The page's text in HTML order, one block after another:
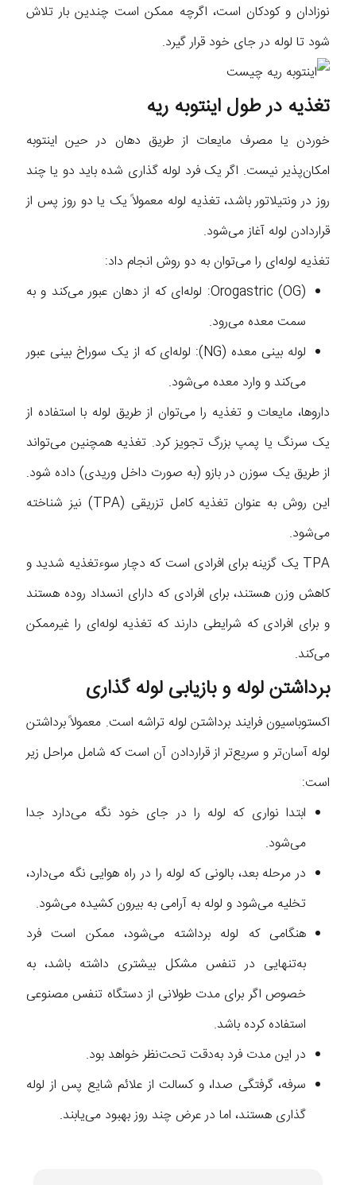
نوزادان و کودکان است، اگرچه ممکن است چندین بار تلاش
شود تا لوله در جای خود قرار گیرد.
تغذیه در طول اینتوبه ریه
خوردن یا مصرف مایعات از طریق دهان در حین اینتوبه
امکان‌پذیر نیست. اگر یک فرد لوله گذاری شده باید دو یا چند
روز در ونتیلاتور باشد، تغذیه لوله معمولاً یک یا دو روز پس از
قراردادن لوله آغاز می‌شود.
تغذیه لوله‌ای را می‌توان به دو روش انجام داد:
Orogastric (OG): لوله‌ای که از دهان عبور می‌کند و به
سمت معده می‌رود.
لوله بینی معده (NG): لوله‌ای که از یک سوراخ بینی عبور
می‌کند و وارد معده می‌شود.
داروها، مایعات و تغذیه را می‌توان از طریق لوله با استفاده از
یک سرنگ یا پمپ بزرگ تجویز کرد. تغذیه همچنین می‌تواند
از طریق یک سوزن در بازو (به صورت داخل وریدی) داده شود.
این روش به عنوان تغذیه کامل تزریقی (TPA) نیز شناخته
می‌شود.
TPA یک گزینه برای افرادی است که دچار سوءتغذیه شدید و
کاهش وزن هستند، برای افرادی که دارای انسداد روده هستند
و برای افرادی که شرایطی دارند که تغذیه لوله‌ای را غیرممکن
می‌کند.
برداشتن لوله و بازیابی لوله گذاری
اکستوباسیون فرایند برداشتن لوله تراشه است. معمولاً برداشتن
لوله آسان‌تر و سریع‌تر از قراردادن آن است که شامل مراحل زیر
است:
ابتدا نواری که لوله را در جای خود نگه می‌دارد جدا
می‌شود.
در مرحله بعد، بالونی که لوله را در راه هوایی نگه می‌دارد،
تخلیه می‌شود و لوله به آرامی به بیرون کشیده می‌شود.
هنگامی که لوله برداشته می‌شود، ممکن است فرد
به‌تنهایی در تنفس مشکل بیشتری داشته باشد، به
خصوص اگر برای مدت طولانی از دستگاه تنفس مصنوعی
استفاده کرده باشد.
در این مدت فرد به‌دقت تحت‌نظر خواهد بود.
سرفه، گرفتگی صدا، و کسالت از علائم شایع پس از لوله
گذاری هستند، اما در عرض چند روز بهبود می‌یابند.